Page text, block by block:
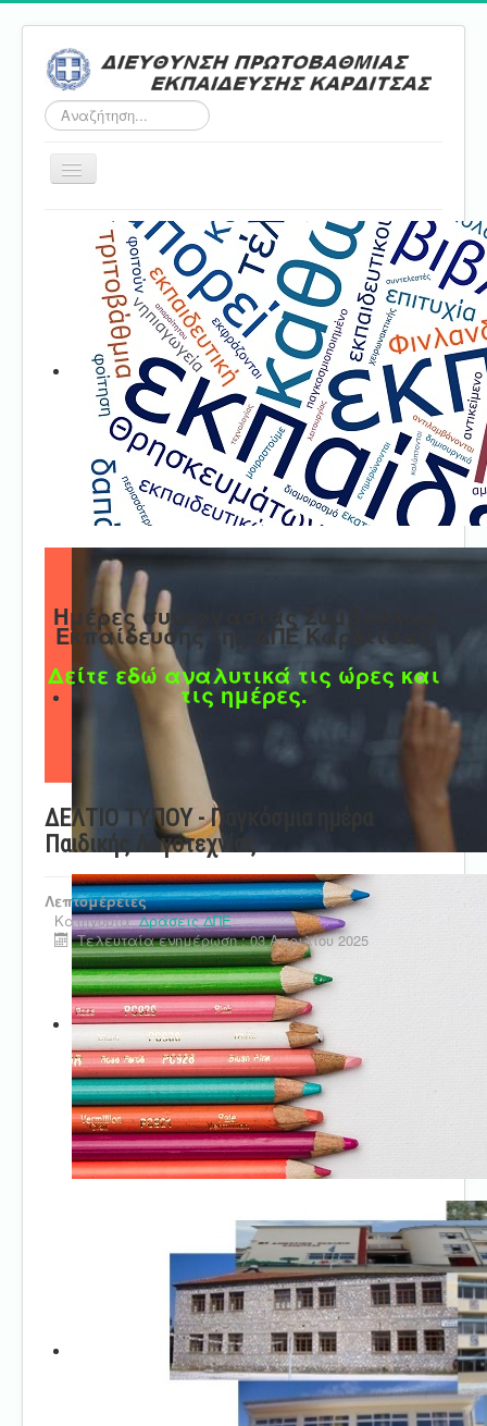
Αναζήτηση...
Εναλλαγή
Αρχική
Τμήμα Α'
Τμήμα Β'
Τμήμα Γ'
Τμήμα Δ'
Τμήμα E'
Επικοινωνία
Ημέρες συνεργασίας Συμβούλων
Εκπαίδευσης της ΔΠΕ Καρδίτσας
Δείτε εδώ αναλυτικά τις ώρες και
τις ημέρες.
ΔΕΛΤΙΟ ΤΥΠΟΥ - Παγκόσμια ημέρα
Παιδικής Λογοτεχνίας
Λεπτομέρειες
Κατηγορία:Δράσεις ΔΠΕ
Τελευταία ενημέρωση : 03 Απριλίου 2025